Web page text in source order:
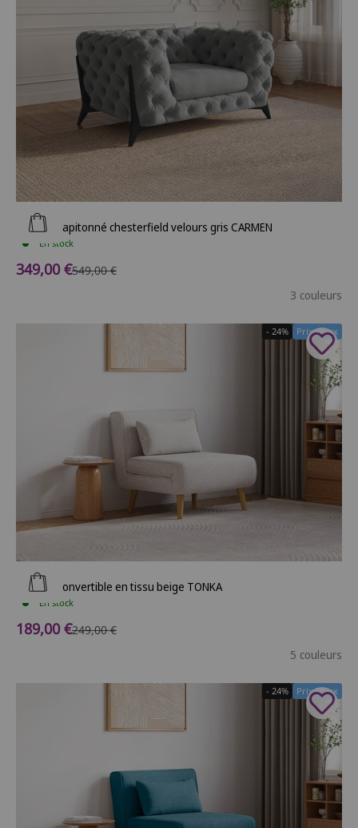
Ajouter au panier
Fauteuil capitonné chesterfield velours gris CARMEN
En stock
Prix de vente
349,00 €Prix normal
549,00 €
3 couleurs
Prix Doux
- 24%
Ajouter au panier
Fauteuil convertible en tissu beige TONKA
En stock
Prix de vente
189,00 €Prix normal
249,00 €
5 couleurs
Prix Doux
- 24%